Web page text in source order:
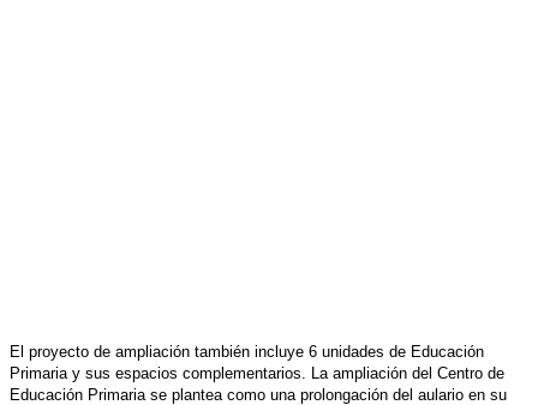
El proyecto de ampliación también incluye 6 unidades de Educación
Primaria y sus espacios complementarios. La ampliación del Centro de
Educación Primaria se plantea como una prolongación del aulario en su